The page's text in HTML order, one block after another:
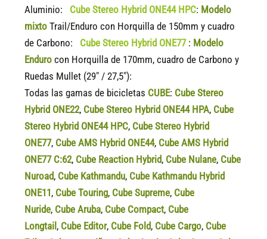
Aluminio: Cube Stereo Hybrid ONE44 HPC: Modelo
mixto Trail/Enduro con Horquilla de 150mm y cuadro
de Carbono: Cube Stereo Hybrid ONE77: Modelo
Enduro con Horquilla de 170mm, cuadro de Carbono y
Ruedas Mullet (29″ / 27,5″):
Todas las gamas de bicicletas CUBE: Cube Stereo
Hybrid ONE22, Cube Stereo Hybrid ONE44 HPA, Cube
Stereo Hybrid ONE44 HPC, Cube Stereo Hybrid
ONE77, Cube AMS Hybrid ONE44, Cube AMS Hybrid
ONE77 C:62, Cube Reaction Hybrid, Cube Nulane, Cube
Nuroad, Cube Kathmandu, Cube Kathmandu Hybrid
ONE11, Cube Touring, Cube Supreme, Cube
Nuride, Cube Aruba, Cube Compact, Cube
Longtail , Cube Editor, Cube Fold, Cube Cargo, Cube